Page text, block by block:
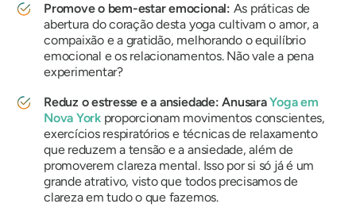
Promove o bem-estar emocional: As práticas de
abertura do coração desta yoga cultivam o amor, a
compaixão e a gratidão, melhorando o equilíbrio
emocional e os relacionamentos. Não vale a pena
experimentar?
Reduz o estresse e a ansiedade: AnusaraYoga em
Nova York proporcionam movimentos conscientes,
exercícios respiratórios e técnicas de relaxamento
que reduzem a tensão e a ansiedade, além de
promoverem clareza mental. Isso por si só já é um
grande atrativo, visto que todos precisamos de
clareza em tudo o que fazemos.